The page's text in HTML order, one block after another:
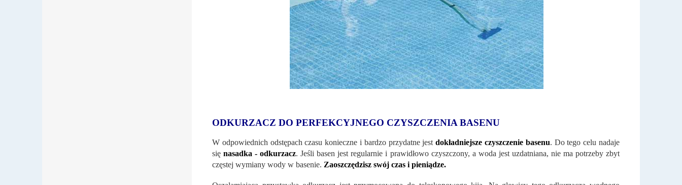
ODKURZACZ DO PERFEKCYJNEGO CZYSZCZENIA BASENU
W odpowiednich odstępach czasu konieczne i bardzo przydatne jestdokładniejsze czyszczenie basenu. Do tego celu nadaje
sięnasadka - odkurzacz. Jeśli basen jest regularnie i prawidłowo czyszczony, a woda jest uzdatniana, nie ma potrzeby zbyt
częstej wymiany wody w basenie. Zaoszczędzisz swój czas i pieniądze.